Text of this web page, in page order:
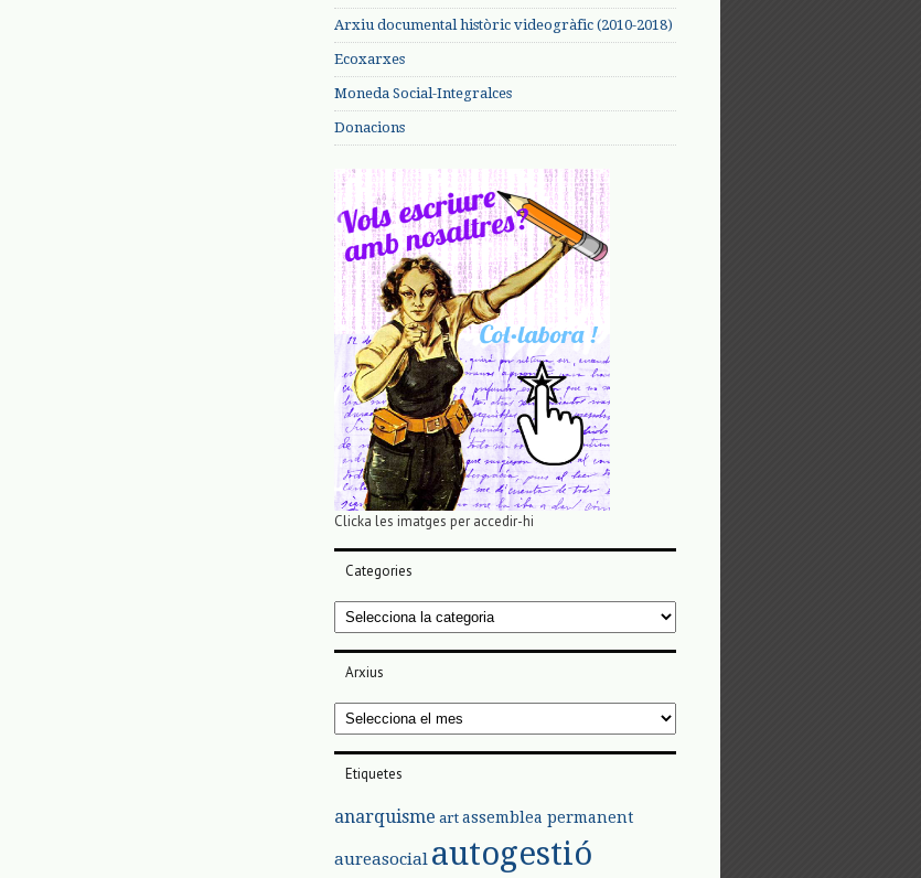
Arxiu documental històric videogràfic (2010-2018)
Ecoxarxes
Moneda Social-Integralces
Donacions
Clicka les imatges per accedir-hi
Categories
Categories
Arxius
Arxius
Etiquetes
anarquisme art assemblea permanent
aureasocial autogestió